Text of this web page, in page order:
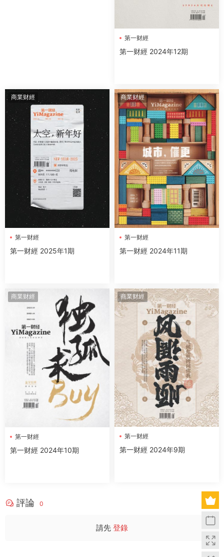
第一财經
第一财經 2024年12期
商業财經
第一财經
第一财經 2025年1期
商業财經
第一财經
第一财經 2024年11期
商業财經
第一财經
第一财經 2024年10期
商業财經
第一财經
第一财經 2024年9期
評論 0
請先 登錄